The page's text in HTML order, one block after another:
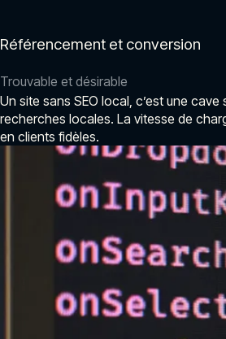
Référencement et conversion
Trouvable et désirable
Un site sans SEO local, c’est une
recherches locales. La vitesse de
en clients fidèles.